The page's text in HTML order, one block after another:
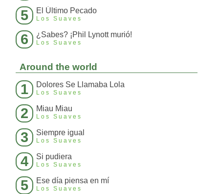
5 El Último Pecado
Los Suaves
6 ¿Sabes? ¡Phil Lynott murió!
Los Suaves
Around the world
1 Dolores Se Llamaba Lola
Los Suaves
2 Miau Miau
Los Suaves
3 Siempre igual
Los Suaves
4 Si pudiera
Los Suaves
5 Ese día piensa en mí
Los Suaves